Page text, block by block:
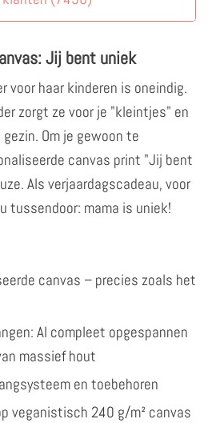
Jij bent uniek
voor haar kinderen is oneindig.
zorgt ze voor je "kleintjes" en
Om je gewoon te
canvas print "Jij bent
Als verjaardagscadeau, voor
tussendoor: mama is uniek!
canvas – precies zoals het
Al compleet opgespannen
massief hout
en toebehoren
veganistisch 240 g/m² canvas